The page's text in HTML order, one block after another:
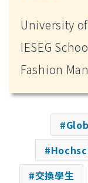
University
IESEG
Fashion
交換學生